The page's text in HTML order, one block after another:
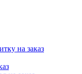
на заказ